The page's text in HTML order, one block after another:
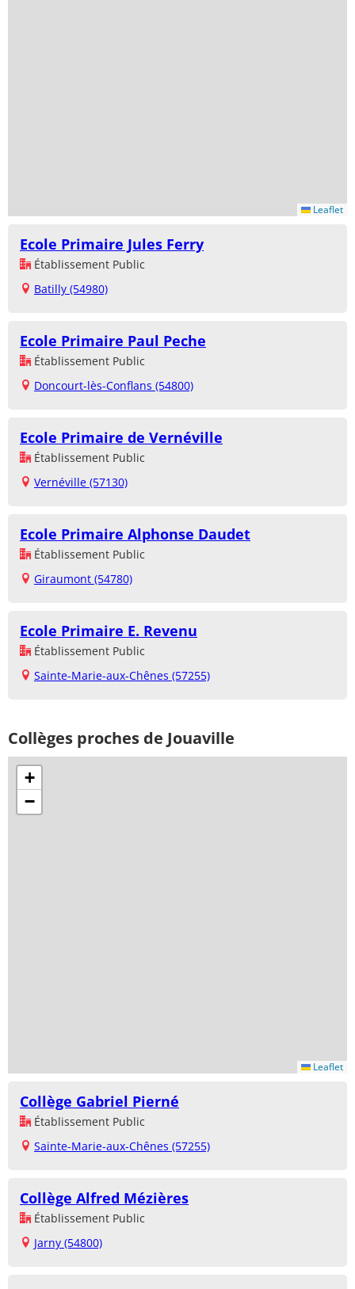
Leaflet
Ecole Primaire Jules Ferry
Établissement Public
Batilly (54980)
Ecole Primaire Paul Peche
Établissement Public
Doncourt-lès-Conflans (54800)
Ecole Primaire de Vernéville
Établissement Public
Vernéville (57130)
Ecole Primaire Alphonse Daudet
Établissement Public
Giraumont (54780)
Ecole Primaire E. Revenu
Établissement Public
Sainte-Marie-aux-Chênes (57255)
Collèges proches de Jouaville
+
−
Leaflet
Collège Gabriel Pierné
Établissement Public
Sainte-Marie-aux-Chênes (57255)
Collège Alfred Mézières
Établissement Public
Jarny (54800)